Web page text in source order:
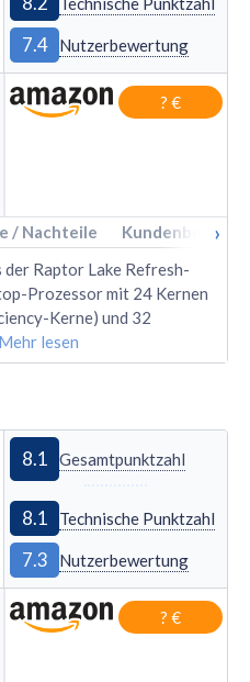
7.4 Nutzerbewertung
? €
/ Nachteile ›
Raptor Lake Refresh-
Prozessor mit 24 Kernen
Kerne) und 32
Mehr lesen
8.1 Gesamtpunktzahl
8.1 Technische Punktzahl
7.3 Nutzerbewertung
? €